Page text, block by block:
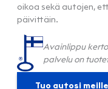
oikoa sekä autojen,
päivittäin.
Avainlippu
palvelu on
Tuo autosi meille